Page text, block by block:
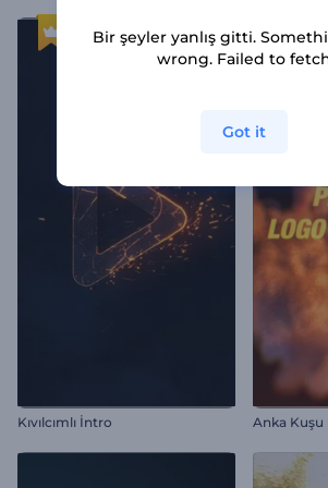
Kıvılcımlı İntro Anka
Bir şeyler yanlış gitti.
wrong. Failed to
Got it